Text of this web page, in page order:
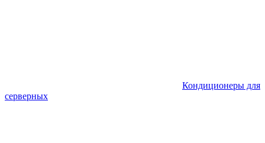
Кондиционеры для
серверных